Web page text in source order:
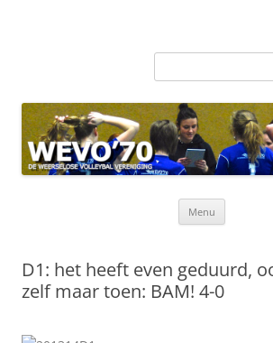
Zoeken
Menu
D1: het heeft even geduurd,
zelf maar toen: BAM! 4-0